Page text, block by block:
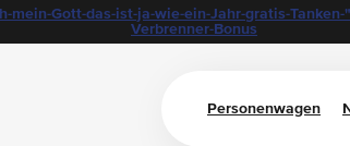
mein-Gott-das-ist-ja-wie-ein-Jahr-gratis-
Verbrenner-Bonus
Personenwagen